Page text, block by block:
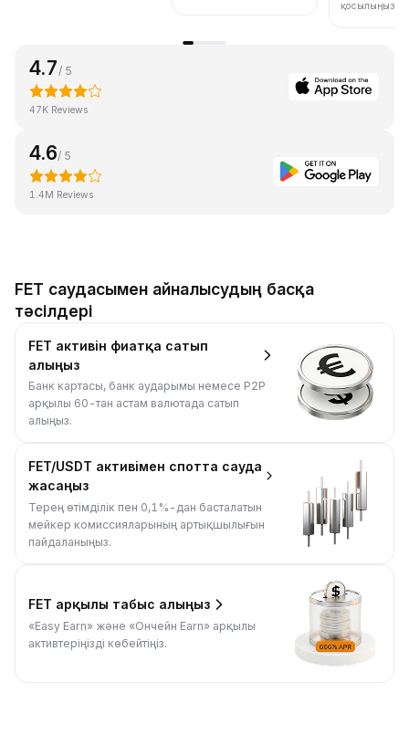
қосылыңыз.
4.7 / 5
47K Reviews
4.6/ 5
1.4M Reviews
FET саудасымен айналысудың басқа
тәсілдері
FET активін фиатқа сатып
алыңыз
Банк картасы, банк аударымы немесе P2P
арқылы 60-тан астам валютада сатып
алыңыз.
FET/USDT активімен спотта сауда
жасаңыз
Терең өтімділік пен 0,1%-дан басталатын
мейкер комиссияларының артықшылығын
пайдаланыңыз.
FET арқылы табыс алыңыз
«Easy Earn» және «Ончейн Earn» арқылы
активтеріңізді көбейтіңіз.